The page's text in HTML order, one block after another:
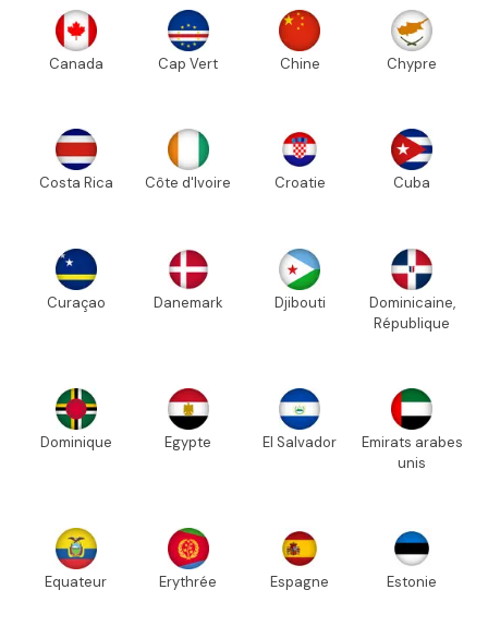
Canada Cap Vert Chine Chypre
Costa Rica Côte d'Ivoire Croatie Cuba
Curaçao Danemark Djibouti
Dominicaine,
République
Dominique Egypte El Salvador
Emirats arabes
unis
Equateur Erythrée Espagne Estonie